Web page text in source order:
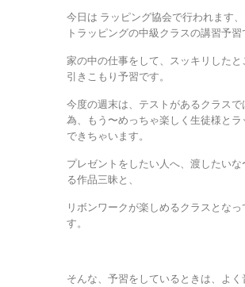
今日は ラッピング協会で行われます
トラッピングの中級クラスの講習予習
家の中の仕事をして、スッキリしたと
引きこもり予習です。
今度の週末は、テストがあるクラスで
為、もう〜めっちゃ楽しく生徒様とラ
できちゃいます。
プレゼントをしたい人へ、渡したいな
る作品三昧と、
リボンワークが楽しめるクラスとなっ
す。
そんな、予習をしているときは、よく